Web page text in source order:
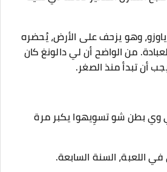
وهو يزحف على الأرض، يُحضره
من الواضح أن لي دالونغ كان
أن تبدأ منذ الصغر.
وي بطن شو تسوِيهوا يكبر مرة
اللعبة، السنة السابعة.